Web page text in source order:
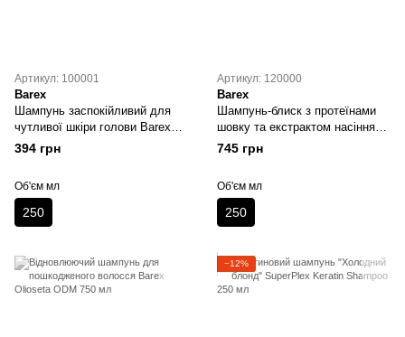
Артикул: 100001
Barex
Шампунь заспокійливий для
чутливої шкіри голови Barex
JOC CURE 250 мл
394 грн
Об'єм мл
250
Артикул: 120000
Barex
Шампунь-блиск з протеїнами
шовку та екстрактом насіння
льону Barex OLIOSETA ODL
250 мл
745 грн
Об'єм мл
250
−12%